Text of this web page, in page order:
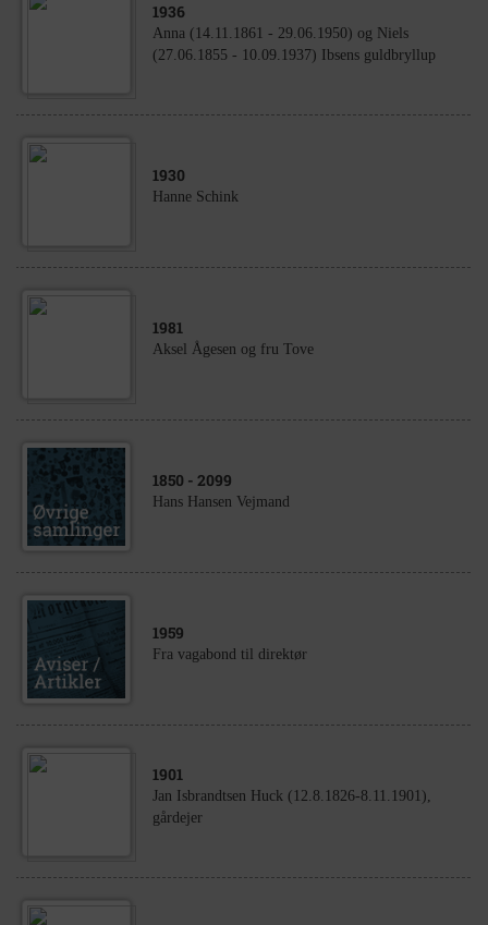
1936
Anna (14.11.1861 - 29.06.1950) og Niels
(27.06.1855 - 10.09.1937) Ibsens guldbryllup
1930
Hanne Schink
1981
Aksel Ågesen og fru Tove
1850 - 2099
Hans Hansen Vejmand
1959
Fra vagabond til direktør
1901
Jan Isbrandtsen Huck (12.8.1826-8.11.1901),
gårdejer